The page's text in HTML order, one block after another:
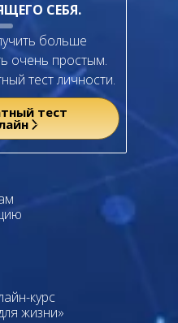
СЕБЯ.
больше
очень простым.
тест личности.
тест
курс
жизни»